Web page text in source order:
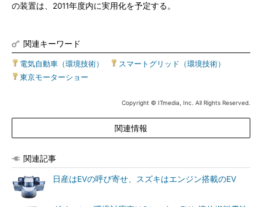
の装置は、2011年度内に実用化を予定する。
関連キーワード
電気自動車（環境技術） スマートグリッド（環境技術）
東京モーターショー
Copyright © ITmedia, Inc. All Rights Reserved.
関連情報
関連記事
日産はEVの呼び寄せ、スズキはエンジン搭載のEV